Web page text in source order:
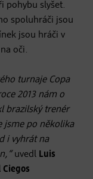
pohybu slyšet.
spoluhráči jsou
jsou hráči v
oči.
turnaje Copa
2013 nám o
brazilský trenér
jsme po několika
i vyhrát na
uvedl Luis
Ciegos